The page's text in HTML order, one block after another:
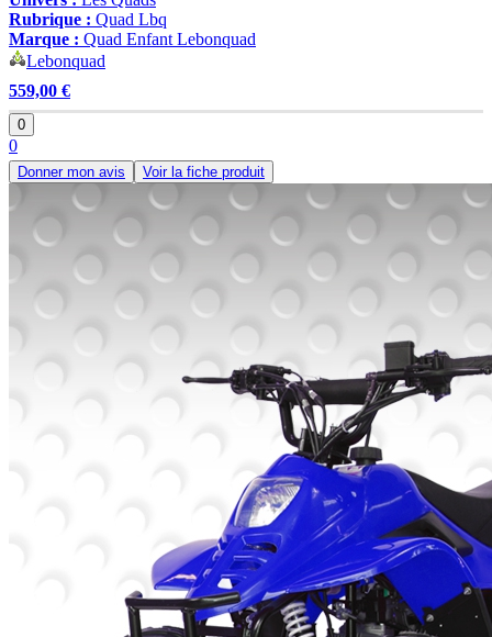
Rubrique : Quad Lbq
Marque : Quad Enfant Lebonquad
Lebonquad
559,00 €
0
0
Donner mon avis Voir la fiche produit